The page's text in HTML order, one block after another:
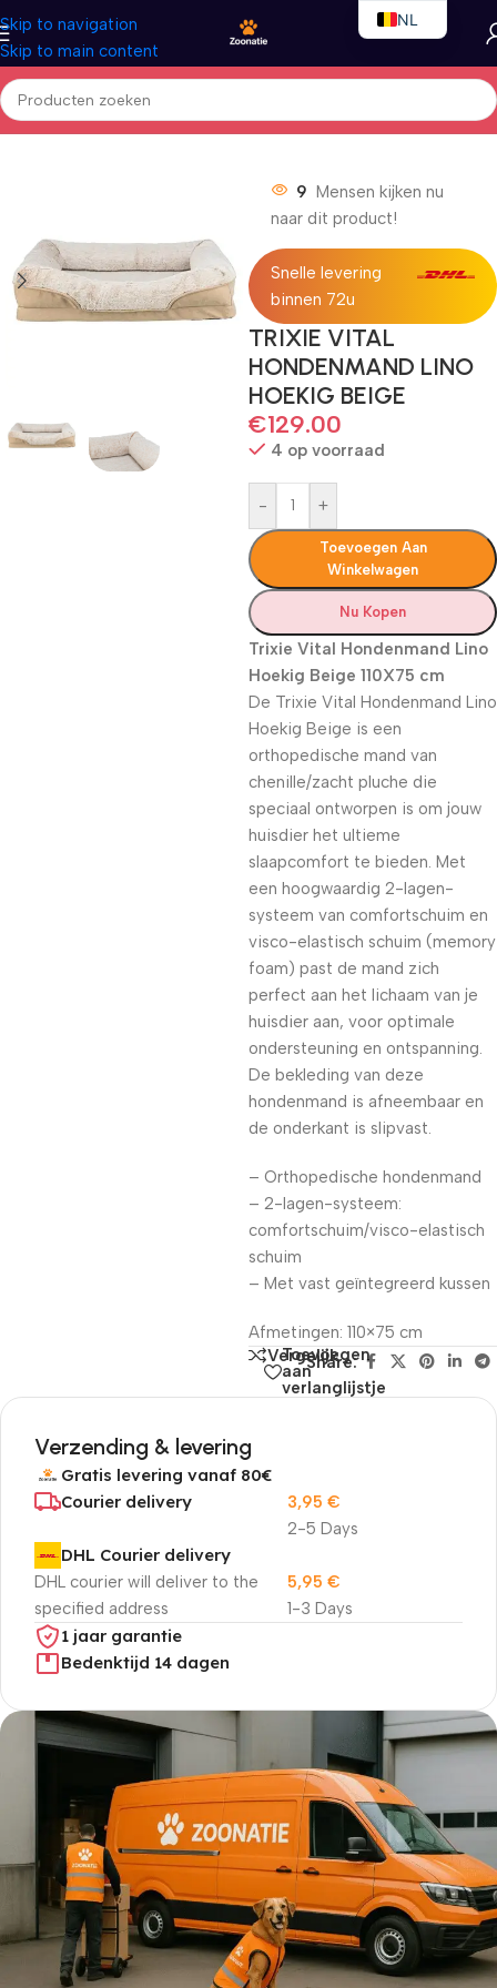
Skip to navigation
Skip to main content
Home/Honden/Hondenbedden
9 Mensen kijken nu
naar dit product!
Snelle levering
binnen 72u
TRIXIE VITAL
HONDENMAND LINO
HOEKIG BEIGE
€129.00
4 op voorraad
- +
Toevoegen Aan
Winkelwagen
Nu Kopen
Trixie Vital Hondenmand Lino
Hoekig Beige 110X75 cm
De Trixie Vital Hondenmand Lino
Hoekig Beige is een
orthopedische mand van
chenille/zacht pluche die
speciaal ontworpen is om jouw
huisdier het ultieme
slaapcomfort te bieden. Met
een hoogwaardig 2-lagen-
systeem van comfortschuim en
visco-elastisch schuim (memory
foam) past de mand zich
perfect aan het lichaam van je
huisdier aan, voor optimale
ondersteuning en ontspanning.
De bekleding van deze
hondenmand is afneembaar en
de onderkant is slipvast.
– Orthopedische hondenmand
– 2-lagen-systeem:
comfortschuim/visco-elastisch
schuim
– Met vast geïntegreerd kussen
Afmetingen: 110×75 cm
Vergelijk
Toevoegen
aan
verlanglijstje
Share:
Verzending & levering
Gratis levering vanaf 80€
Courier delivery
2-5 Days
3,95 €
DHL Courier delivery
DHL courier will deliver to the
specified address
1-3 Days
5,95 €
1 jaar garantie
Bedenktijd 14 dagen
NL